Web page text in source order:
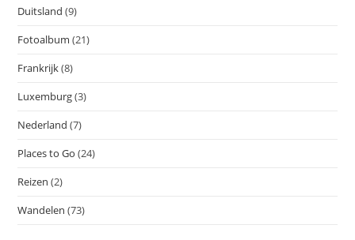
Duitsland (9)
Fotoalbum (21)
Frankrijk(8)
Luxemburg(3)
Nederland (7)
Places to Go (24)
Reizen (2)
Wandelen (73)